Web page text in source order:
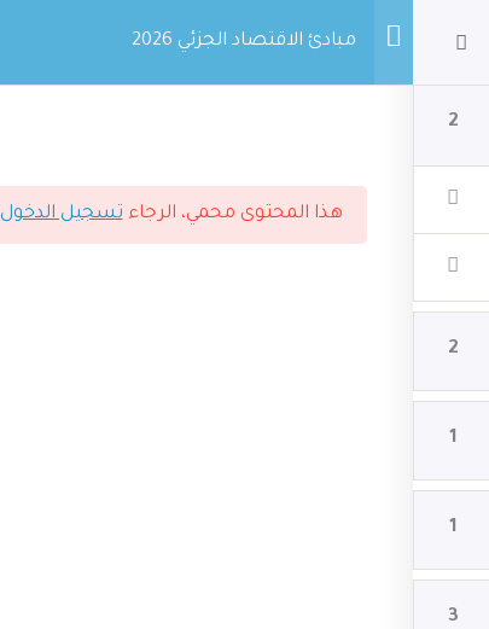
مبادئ الاقتصاد الجزئي 2026
2
2
1
1
3
هذا المحتوى محمي، الرجاءتسجيل الدخول